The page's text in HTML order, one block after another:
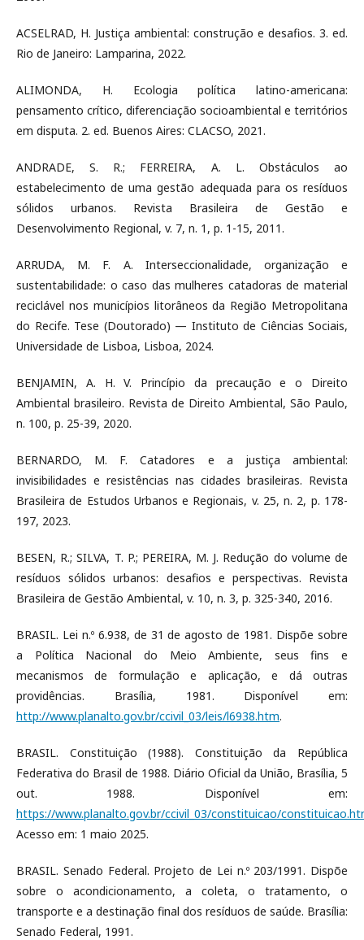
ACSELRAD, H. Justiça ambiental: construção e desafios. 3. ed.
Rio de Janeiro: Lamparina, 2022.
ALIMONDA, H. Ecologia política latino-americana:
pensamento crítico, diferenciação socioambiental e territórios
em disputa. 2. ed. Buenos Aires: CLACSO, 2021.
ANDRADE, S. R.; FERREIRA, A. L. Obstáculos ao
estabelecimento de uma gestão adequada para os resíduos
sólidos urbanos. Revista Brasileira de Gestão e
Desenvolvimento Regional, v. 7, n. 1, p. 1-15, 2011.
ARRUDA, M. F. A. Interseccionalidade, organização e
sustentabilidade: o caso das mulheres catadoras de material
reciclável nos municípios litorâneos da Região Metropolitana
do Recife. Tese (Doutorado) — Instituto de Ciências Sociais,
Universidade de Lisboa, Lisboa, 2024.
BENJAMIN, A. H. V. Princípio da precaução e o Direito
Ambiental brasileiro. Revista de Direito Ambiental, São Paulo,
n. 100, p. 25-39, 2020.
BERNARDO, M. F. Catadores e a justiça ambiental:
invisibilidades e resistências nas cidades brasileiras. Revista
Brasileira de Estudos Urbanos e Regionais, v. 25, n. 2, p. 178-
197, 2023.
BESEN, R.; SILVA, T. P.; PEREIRA, M. J. Redução do volume de
resíduos sólidos urbanos: desafios e perspectivas. Revista
Brasileira de Gestão Ambiental, v. 10, n. 3, p. 325-340, 2016.
BRASIL. Lei n.º 6.938, de 31 de agosto de 1981. Dispõe sobre
a Política Nacional do Meio Ambiente, seus fins e
mecanismos de formulação e aplicação, e dá outras
providências. Brasília, 1981. Disponível em:
http://www.planalto.gov.br/ccivil_03/leis/l6938.htm.
BRASIL. Constituição (1988). Constituição da República
Federativa do Brasil de 1988. Diário Oficial da União, Brasília, 5
out. 1988. Disponível em:
https://www.planalto.gov.br/ccivil_03/constituicao/
Acesso em: 1 maio 2025.
BRASIL. Senado Federal. Projeto de Lei n.º 203/1991. Dispõe
sobre o acondicionamento, a coleta, o tratamento, o
transporte e a destinação final dos resíduos de saúde. Brasília:
Senado Federal, 1991.